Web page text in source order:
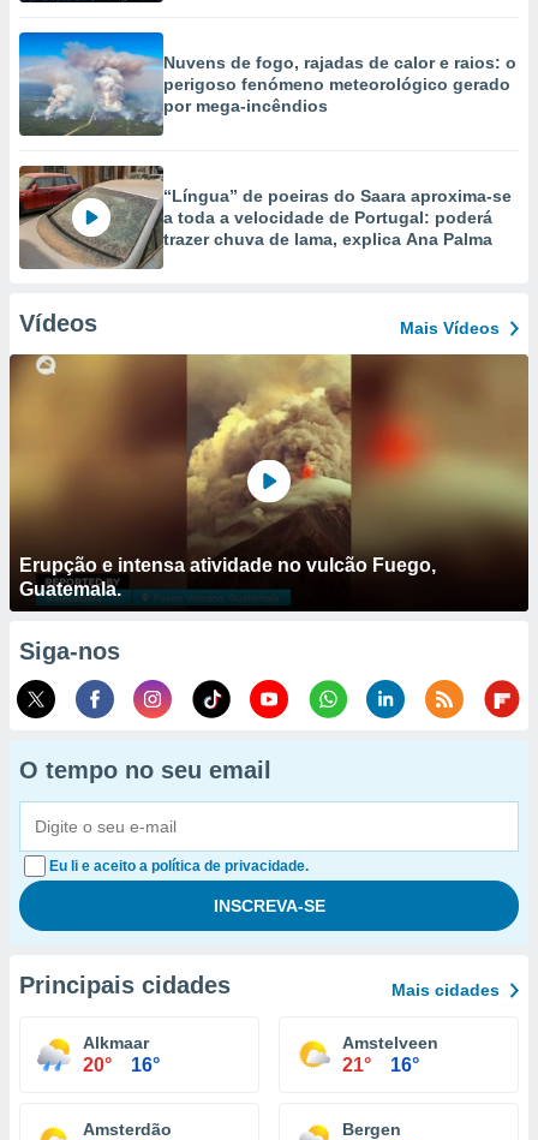
Nuvens de fogo, rajadas de calor e raios: o
perigoso fenómeno meteorológico gerado
por mega-incêndios
“Língua” de poeiras do Saara aproxima-se
a toda a velocidade de Portugal: poderá
trazer chuva de lama, explica Ana Palma
Vídeos Mais Vídeos
Erupção e intensa atividade no vulcão Fuego,
Guatemala.
Siga-nos
O tempo no seu email
Eu li e aceito a política de privacidade.
Principais cidades Mais cidades
Alkmaar
20° 16°
Amstelveen
21° 16°
Amsterdão Bergen